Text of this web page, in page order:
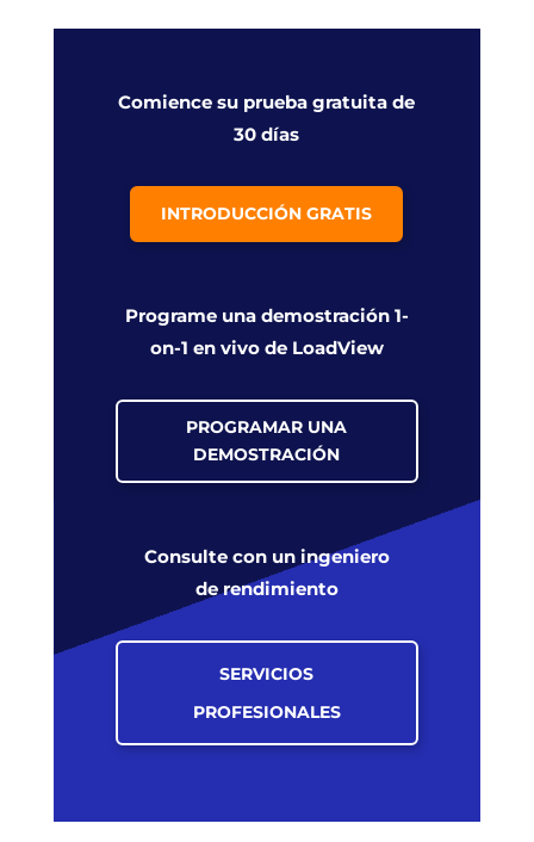
Comience su prueba gratuita de
30 días
INTRODUCCIÓN GRATIS
Programe una demostración 1-
on-1 en vivo de LoadView
PROGRAMAR UNA
DEMOSTRACIÓN
Consulte con un ingeniero
de rendimiento
SERVICIOS
PROFESIONALES